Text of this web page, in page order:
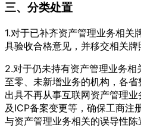
三、分类处置
1.对于已补齐资产管理业务相关
具验收合格意见，并移交相关牌
2.对于仍未持有资产管理业务
至零、未新增业务的机构，各
出具不再从事互联网资产管理
及ICP备案变更等，确保工商注
与资产管理业务相关的误导性陈